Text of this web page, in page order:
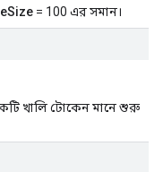
= 100 এর সমান।
খালি টোকেন মানে শুরু